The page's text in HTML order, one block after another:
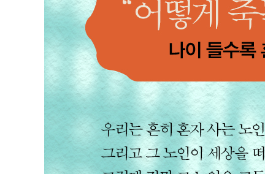
병원에서 행복한 노인은 없다 061
서비스 제공형 고령자 주택이라면 괜찮을까? 064
시설에서 죽기 원하는 노인은 없다 068
혼자 죽음을 준비하려면 얼마가 필요할까? 070
죽는 순간 의사는 필요 없다 075
4장 중요한 것은 살아 있을 때 고립되지 않는 것이다
고독사가 두려운 당신에게 083